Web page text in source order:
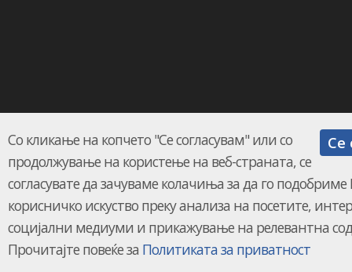
Се
Со кликање на копчето "Се согласувам" или со
продолжување на користење на веб-страната, се
согласувате да зачуваме колачиња за да го
корисничко искуство преку анализа на посетите,
социјални медиуми и прикажување на релевантна
Прочитајте повеќе за Политиката за приватност